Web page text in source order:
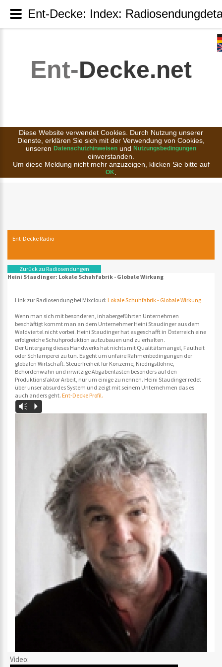
Ent-Decke.net
Diese Website verwendet Cookies. Durch Nutzung unserer
Dienste, erklären Sie sich mit der Verwendung von Cookies,
unseren Datenschutzhinweisen und Nutzungsbedingungen
einverstanden.
Um diese Meldung nicht mehr anzuzeigen, klicken Sie bitte auf
OK
Ent-Decke Radio
Zurück zu Radiosendungen
Heini Staudinger: Lokale Schuhfabrik - Globale Wirkung
Link zur Radiosendung bei Mixcloud: Lokale Schuhfabrik - Globale Wirkung
Wenn man sich mit besonderen, inhabergeführten Unternehmen
beschäftigt kommt man an dem Unternehmer Heini Staudinger aus dem
Waldviertel nicht vorbei. Heini Staudinger hat es geschafft in Österreich eine
erfolgreiche Schuhproduktion aufzubauen und zu erhalten.
Der Untergang dieses Handwerks hat nichts mit Qualitätsmangel, Faulheit
oder Schlamperei zu tun. Es geht um unfaire Rahmenbedingungen der
globalen Wirtschaft. Steuerfreiheit für Konzerne, Niedrigstlöhne,
Behördenwahn und irrwitzige Abgabenlasten besonders auf den
Produktionsfaktor Arbeit, nur um einige zu nennen. Heini Staudinger redet
über unser absurdes System und zeigt mit seinem Unternehmen das es
auch anders geht. Ent-Decke Profil.
Vm P
Video:
Ent-Decke: Index: